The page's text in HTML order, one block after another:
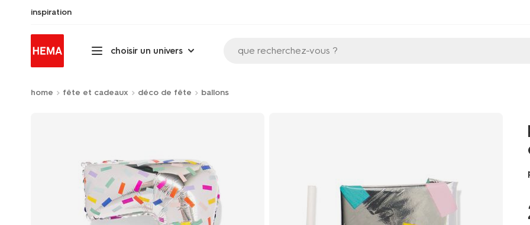
inspiration
choisir un univers que recherchez-vous ?
home fête et cadeaux déco de fête ballons